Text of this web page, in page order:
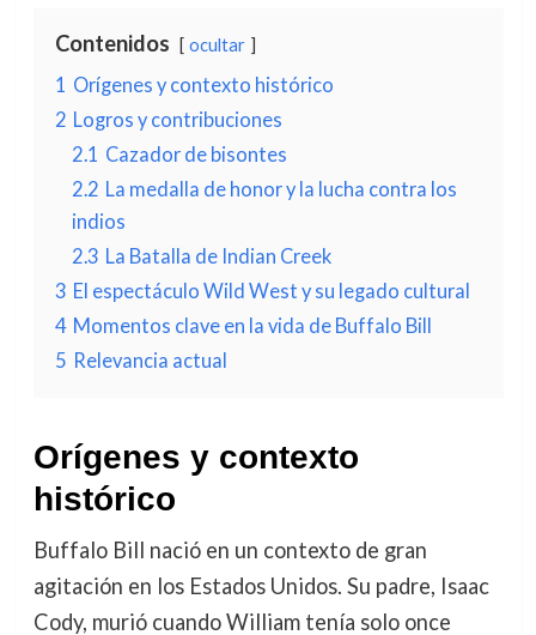
Contenidos ocultar
1 Orígenes y contexto histórico
2 Logros y contribuciones
2.1 Cazador de bisontes
2.2 La medalla de honor y la lucha contra los
indios
2.3 La Batalla de Indian Creek
3 El espectáculo Wild West y su legado cultural
4 Momentos clave en la vida de Buffalo Bill
5 Relevancia actual
Orígenes y contexto
histórico
Buffalo Bill nació en un contexto de gran
agitación en los Estados Unidos. Su padre, Isaac
Cody, murió cuando William tenía solo once